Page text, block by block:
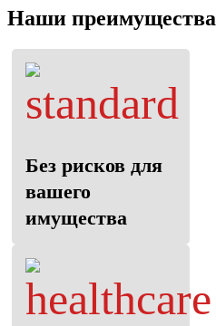
Наши преимущества
Без рисков для
вашего
имущества